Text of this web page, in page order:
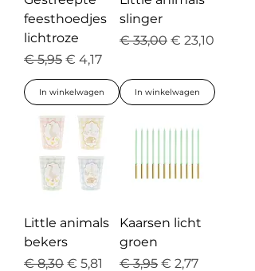
feesthoedjes
lichtroze
Normale prijs
€ 5,95 Verkoopprijs
€ 4,17
In winkelwagen
slinger
Normale prijs
€ 33,00 Verkoopprijs
€ 23,10
In winkelwagen
Little animals
bekers
Normale prijs
€ 8,30 Verkoopprijs
€ 5,81
Kaarsen licht
groen
Normale prijs
€ 3,95 Verkoopprijs
€ 2,77